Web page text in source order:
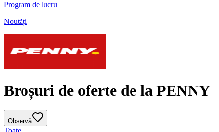
Program de lucru
Noutăți
Broșuri de oferte de la PENNY
Observă